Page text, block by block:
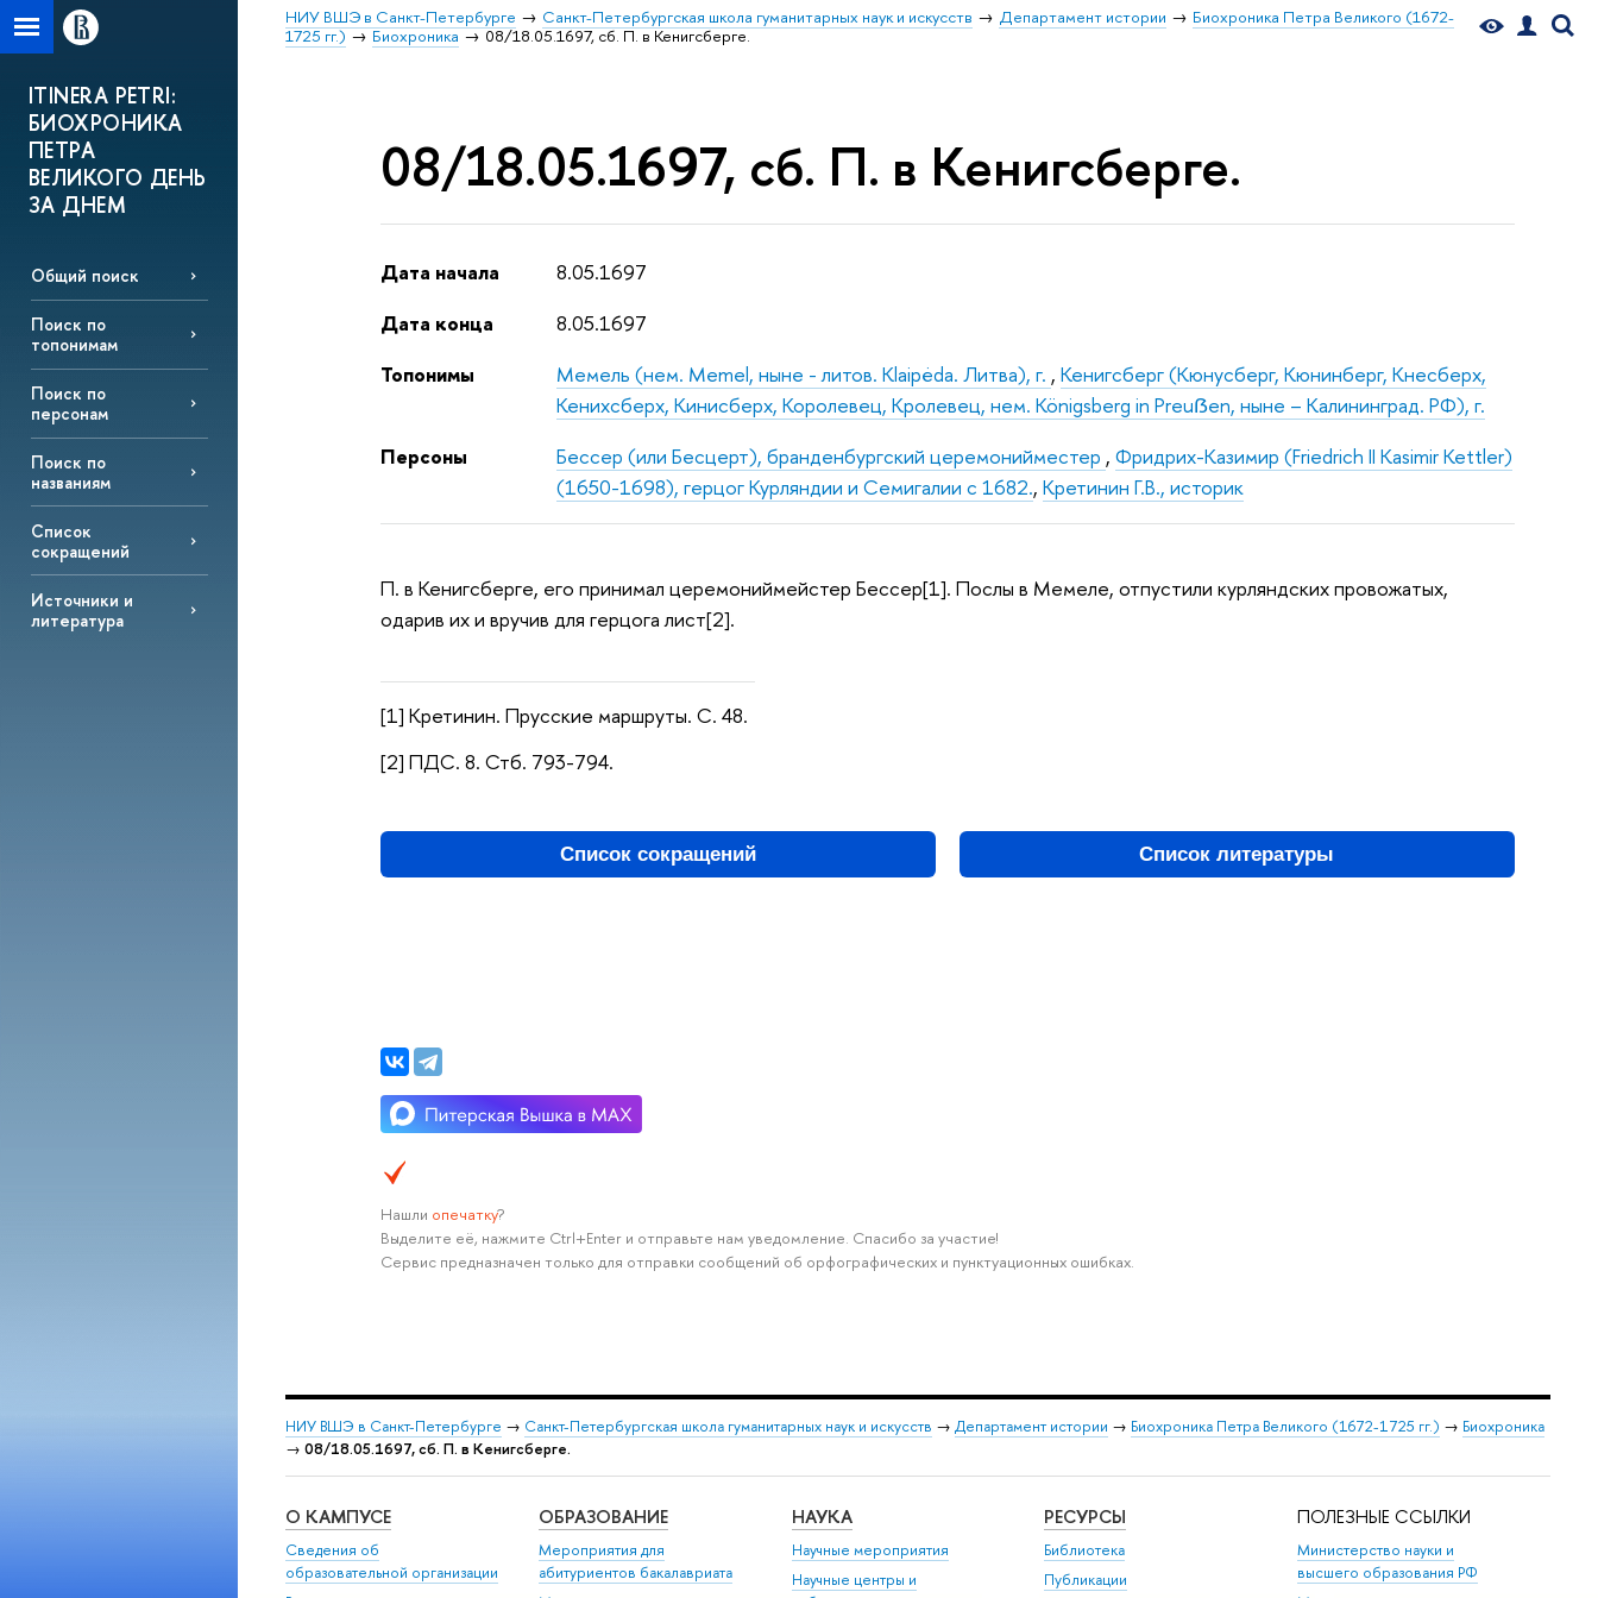
НИУ ВШЭ в Санкт-Петербурге Санкт-Петербургская школа гуманитарных наук и искусств Департамент истории
Биохроника Петра Великого (1672-
1725 гг.)
Биохроника 08/18.05.1697, сб. П. в Кенигсберге.
ITINERA PETRI:
БИОХРОНИКА
ПЕТРА
ВЕЛИКОГО ДЕНЬ
ЗА ДНЕМ
Общий поиск
Поиск по
топонимам
Поиск по
персонам
Поиск по
названиям
Список
сокращений
Источники и
литература
08/18.05.1697, сб. П. в Кенигсберге.
Дата начала
8.05.1697
Дата конца
8.05.1697
Топонимы
Мемель (нем. Memel, ныне - литов. Klaipėda. Литва), г. ,Кенигсберг (Кюнусберг, Кюнинберг, Кнесберх,
Кенихсберх, Кинисберх, Королевец, Кролевец, нем. Königsberg in Preuẞen, ныне – Калининград. РФ), г.
Персоны
Бессер (или Бесцерт), бранденбургский церемонийместер ,Фридрих-Казимир (Friedrich II Kasimir Kettler)
(1650-1698), герцог Курляндии и Семигалии с 1682.,Кретинин Г.В., историк
П. в Кенигсберге, его принимал церемониймейстер Бессер[1]. Послы в Мемеле, отпустили курляндских провожатых,
одарив их и вручив для герцога лист[2].
[1] Кретинин. Прусские маршруты. С. 48.
[2] ПДС. 8. Стб. 793-794.
Список сокращений Список литературы
Нашли опечатку?
Выделите её, нажмите Ctrl+Enter и отправьте нам уведомление. Спасибо за участие!
Сервис предназначен только для отправки сообщений об орфографических и пунктуационных ошибках.
НИУ ВШЭ в Санкт-Петербурге → Санкт-Петербургская школа гуманитарных наук и искусств → Департамент истории → Биохроника Петра Великого (1672-1725 гг.) → Биохроника
→ 08/18.05.1697, сб. П. в Кенигсберге.
О КАМПУСЕ
Сведения об
образовательной организации
ОБРАЗОВАНИЕ
Мероприятия для
абитуриентов бакалавриата
НАУКА
Научные мероприятия
Научные центры и
РЕСУРСЫ
Библиотека
Публикации
ПОЛЕЗНЫЕ ССЫЛКИ
Министерство науки и
высшего образования РФ